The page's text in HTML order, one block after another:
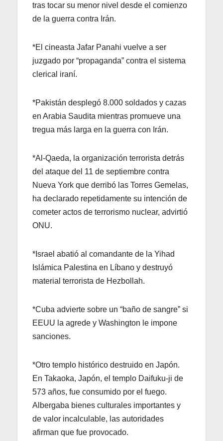
tras tocar su menor nivel desde el comienzo
de la guerra contra Irán.
*El cineasta Jafar Panahi vuelve a ser
juzgado por “propaganda” contra el sistema
clerical iraní.
*Pakistán desplegó 8.000 soldados y cazas
en Arabia Saudita mientras promueve una
tregua más larga en la guerra con Irán.
*Al-Qaeda, la organización terrorista detrás
del ataque del 11 de septiembre contra
Nueva York que derribó las Torres Gemelas,
ha declarado repetidamente su intención de
cometer actos de terrorismo nuclear, advirtió
ONU.
*Israel abatió al comandante de la Yihad
Islámica Palestina en Líbano y destruyó
material terrorista de Hezbollah.
*Cuba advierte sobre un “baño de sangre” si
EEUU la agrede y Washington le impone
sanciones.
*Otro templo histórico destruido en Japón.
En Takaoka, Japón, el templo Daifuku-ji de
573 años, fue consumido por el fuego.
Albergaba bienes culturales importantes y
de valor incalculable, las autoridades
afirman que fue provocado.